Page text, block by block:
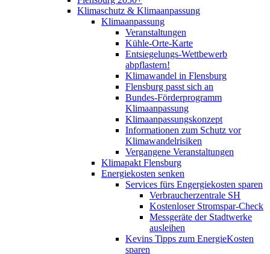
Klimaschutz & Klimaanpassung
Klimaanpassung
Veranstaltungen
Kühle-Orte-Karte
Entsiegelungs-Wettbewerb
abpflastern!
Klimawandel in Flensburg
Flensburg passt sich an
Bundes-Förderprogramm
Klimaanpassung
Klimaanpassungskonzept
Informationen zum Schutz vor
Klimawandelrisiken
Vergangene Veranstaltungen
Klimapakt Flensburg
Energiekosten senken
Services fürs Engergiekosten sparen
Verbraucherzentrale SH
Kostenloser Stromspar-Check
Messgeräte der Stadtwerke
ausleihen
Kevins Tipps zum EnergieKosten
sparen